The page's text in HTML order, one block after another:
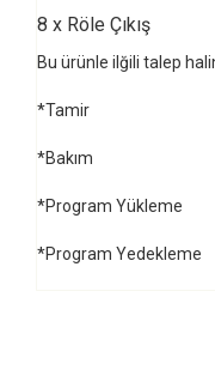
8 x Röle Çıkış
Bu ürünle ilğili talep
*Tamir
*Bakım
*Program Yükleme
*Program Yedekleme